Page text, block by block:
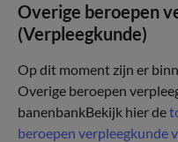
Overige beroepen
(Verpleegkunde)
Op dit moment zijn er
Overige beroepen
banenbankBekijk hier de
beroepen verpleegkunde